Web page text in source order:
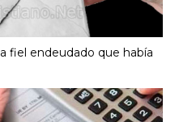
fiel endeudado que había